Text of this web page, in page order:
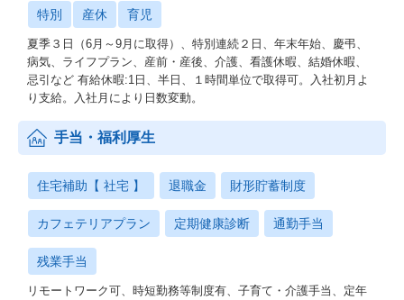
特別 産休 育児
夏季３日（6月～9月に取得）、特別連続２日、年末年始、慶弔、
病気、ライフプラン、産前・産後、介護、看護休暇、結婚休暇、
忌引など 有給休暇:1日、半日、１時間単位で取得可。入社初月よ
り支給。入社月により日数変動。
手当・福利厚生
住宅補助【 社宅 】 退職金 財形貯蓄制度
カフェテリアプラン 定期健康診断 通勤手当
残業手当
リモートワーク可、時短勤務等制度有、子育て・介護手当、定年